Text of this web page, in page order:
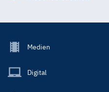
Footer
Main
Medien
Digital